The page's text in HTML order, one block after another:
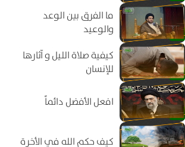
ما الفرق بين الوعد
والوعيد
كيفية صلاة الليل و آثارها
للإنسان
افعل الأفضل دائماً
كيف حكم الله في الأخرة